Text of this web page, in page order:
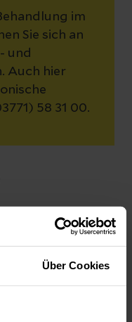
Über Cookies
im
Sie sich an
und
Auch hier
58 31 00.
in guten
und